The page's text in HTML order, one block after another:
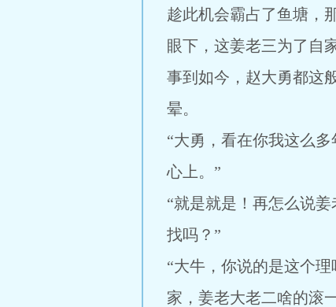
趁此机会霸占了鱼塘，
眼下，这姜老三为了自
事到如今，赵大勇都这
晕。
“大勇，看在你我这么
心上。”
“就是就是！再怎么说
找吗？”
“大牛，你说的是这个
家，姜老大老二啥的滚